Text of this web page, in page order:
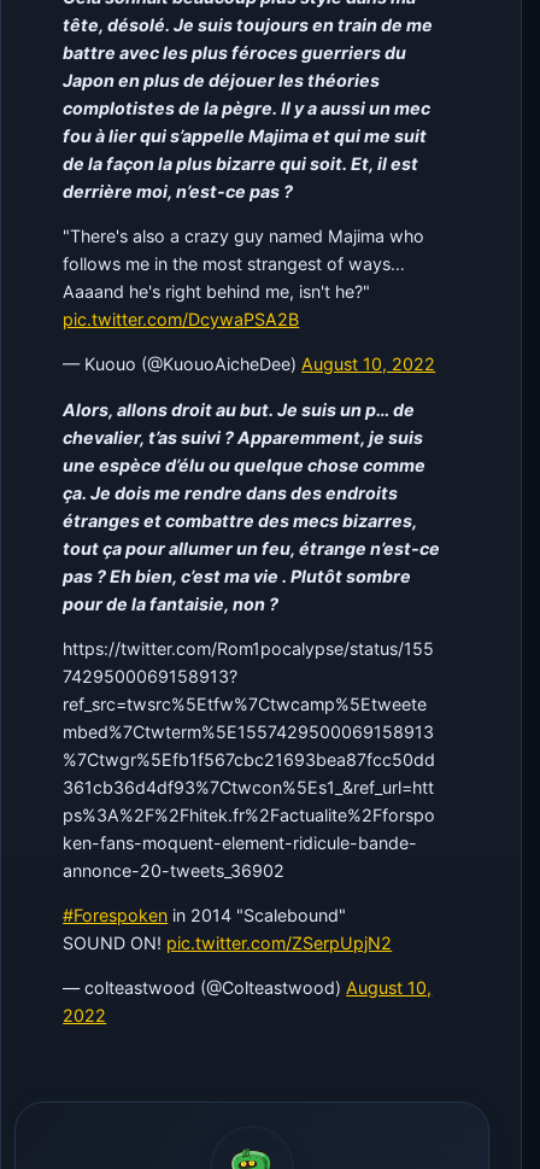
tête, désolé. Je suis toujours en train de me
battre avec les plus féroces guerriers du
Japon en plus de déjouer les théories
complotistes de la pègre. Il y a aussi un mec
fou à lier qui s’appelle Majima et qui me suit
de la façon la plus bizarre qui soit. Et, il est
derrière moi, n’est-ce pas ?
"There's also a crazy guy named Majima who
follows me in the most strangest of ways…
Aaaand he's right behind me, isn't he?"
pic.twitter.com/DcywaPSA2B
— Kuouo (@KuouoAicheDee)August 10, 2022
Alors, allons droit au but. Je suis un p… de
chevalier, t’as suivi ? Apparemment, je suis
une espèce d’élu ou quelque chose comme
ça. Je dois me rendre dans des endroits
étranges et combattre des mecs bizarres,
tout ça pour allumer un feu, étrange n’est-ce
pas ? Eh bien, c’est ma vie . Plutôt sombre
pour de la fantaisie, non ?
https://twitter.com/Rom1pocalypse/status/155
7429500069158913?
ref_src=twsrc%5Etfw%7Ctwcamp%5Etweete
mbed%7Ctwterm%5E1557429500069158913
%7Ctwgr%5Efb1f567cbc21693bea87fcc50dd
361cb36d4df93%7Ctwcon%5Es1_&ref_url=htt
ps%3A%2F%2Fhitek.fr%2Factualite%2Fforspo
ken-fans-moquent-element-ridicule-bande-
annonce-20-tweets_36902
#Forespoken in 2014 "Scalebound"
SOUND ON! pic.twitter.com/ZSerpUpjN2
— colteastwood (@Colteastwood)August 10,
2022